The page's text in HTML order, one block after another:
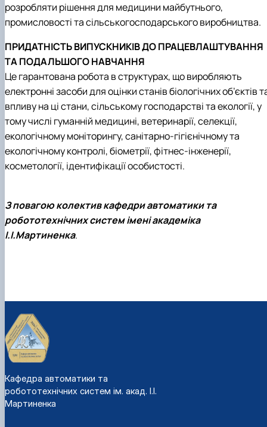
розробляти рішення для медицини майбутнього,
промисловості та сільськогосподарського виробництва.
ПРИДАТНІСТЬ ВИПУСКНИКІВ ДО ПРАЦЕВЛАШТУВАННЯ
ТА ПОДАЛЬШОГО НАВЧАННЯ
Це гарантована робота в структурах, що виробляють
електронні засоби для оцінки станів біологічних об’єктів
впливу на ці стани, сільському господарстві та екології, у
тому числі гуманній медицині, ветеринарії, селекції,
екологічному моніторингу, санітарно-гігієнічному та
екологічному контролі, біометрії, фітнес-інженерії,
косметології, ідентифікації особистості.
З повагою колектив кафедриавтоматики та
робототехнічних систем імені академіка
І.І.Мартиненка.
Кафедра автоматики та
робототехнічних систем ім. акад. І.І.
Мартиненка